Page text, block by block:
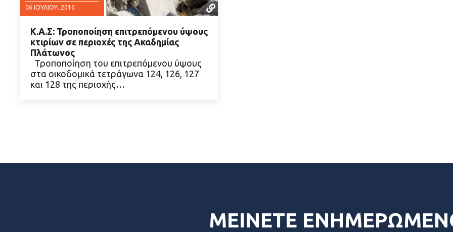
06 ΙΟΥΛΊΟΥ, 2016
ΔΙΑΒΑΣΤΕ ΠΕΡΙΣΣΟΤΕΡΑ
Κ.Α.Σ: Τροποποίηση επιτρεπόμενου ύψους
κτιρίων σε περιοχές της Ακαδημίας
Πλάτωνος
Τροποποίηση του επιτρεπόμενου ύψους
στα οικοδομικά τετράγωνα 124, 126, 127
και 128 της περιοχής…
ΜΕΙΝΕΤΕ